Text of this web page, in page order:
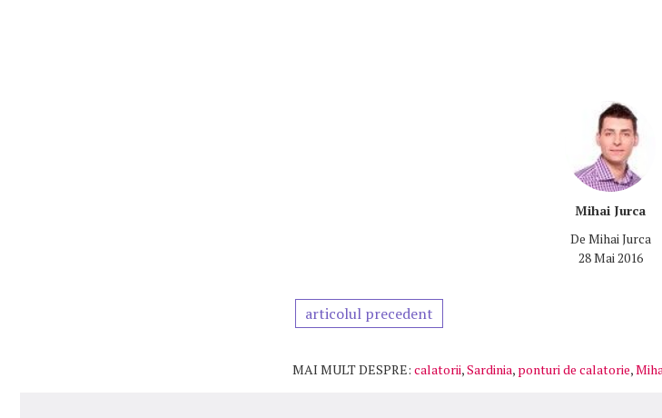
Mihai Jurca
De Mihai Jurca
28 Mai 2016
articolul precedent
MAI MULT DESPRE: calatorii,Sardinia, ponturi de calatorie,